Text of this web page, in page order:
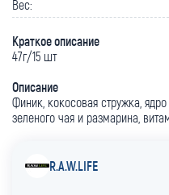
Вес:
Краткое описание
47г/15 шт
Описание
Финик, кокосовая стружка,
зеленого чая и размарина,
R.A.W.LIFE